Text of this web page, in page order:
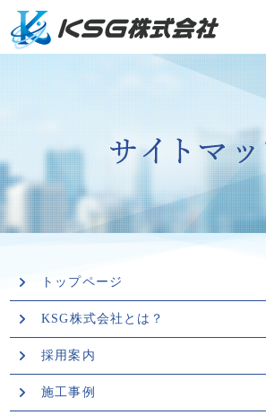
トップページ
KSG株式会社とは？
採用案内
施工事例